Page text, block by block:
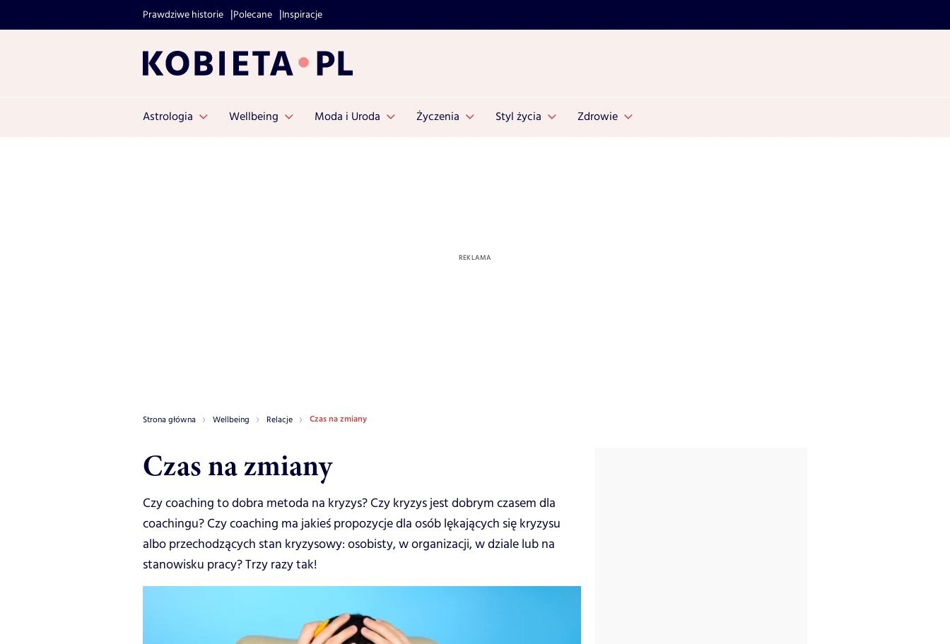
Prawdziwe historie Polecane Inspiracje
Astrologia Wellbeing Moda i Uroda Życzenia Styl życia Zdrowie
Strona główna Wellbeing Relacje Czas na zmiany
Czas na zmiany
Czy coaching to dobra metoda na kryzys? Czy kryzys jest dobrym czasem dla
coachingu? Czy coaching ma jakieś propozycje dla osób lękających się kryzysu
albo przechodzących stan kryzysowy: osobisty, w organizacji, w dziale lub na
stanowisku pracy? Trzy razy tak!